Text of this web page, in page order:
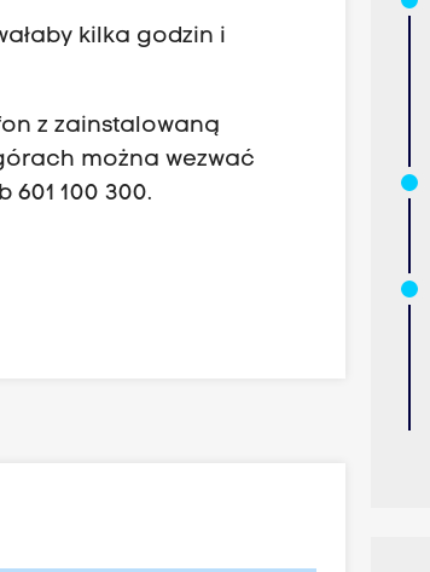
kilka godzin i
z zainstalowaną
można wezwać
601 100 300.